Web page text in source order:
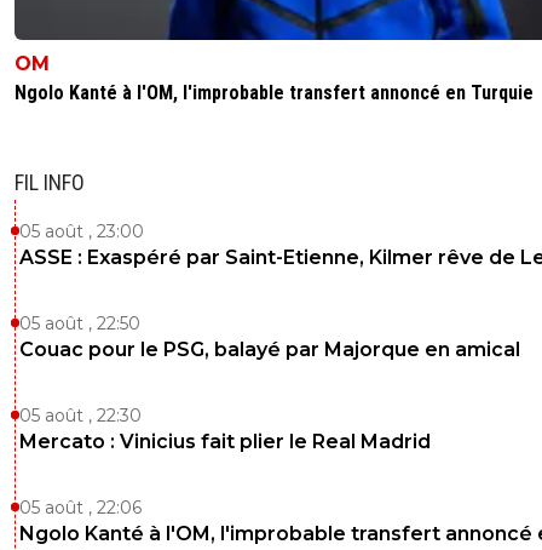
OM
Ngolo Kanté à l'OM, l'improbable transfert annoncé en Turquie
FIL INFO
05 août , 23:00
ASSE : Exaspéré par Saint-Etienne, Kilmer rêve de
05 août , 22:50
Couac pour le PSG, balayé par Majorque en amical
05 août , 22:30
Mercato : Vinicius fait plier le Real Madrid
05 août , 22:06
Ngolo Kanté à l'OM, l'improbable transfert annoncé